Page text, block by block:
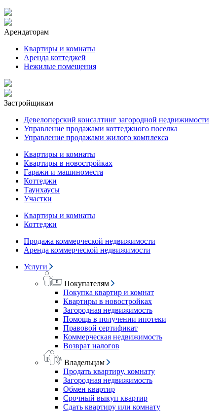
Арендаторам
Квартиры и комнаты
Аренда коттеджей
Нежилые помещения
Застройщикам
Девелоперский консалтинг загородной недвижимости
Управление продажами коттеджного поселка
Управление продажами жилого комплекса
Квартиры и комнаты
Квартиры в новостройках
Гаражи и машиноместа
Коттеджи
Таунхаусы
Участки
Квартиры и комнаты
Коттеджи
Продажа коммерческой недвижимости
Аренда коммерческой недвижимости
Услуги
Покупателям
Покупка квартир и комнат
Квартиры в новостройках
Загородная недвижимость
Помощь в получении ипотеки
Правовой сертификат
Коммерческая недвижимость
Возврат налогов
Владельцам
Продать квартиру, комнату
Загородная недвижимость
Обмен квартир
Срочный выкуп квартир
Сдать квартиру или комнату